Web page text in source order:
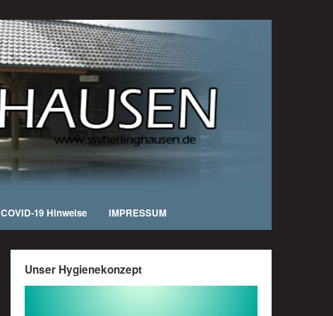
COVID-19 Hinweise IMPRESSUM
Unser Hygienekonzept